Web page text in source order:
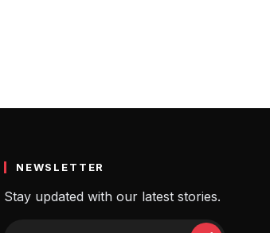
NEWSLETTER
Stay updated with our latest stories.